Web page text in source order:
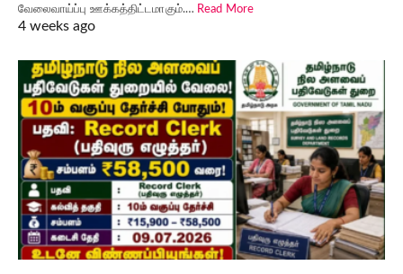
வேலைவாய்ப்பு ஊக்கத்திட்டமாகும்.… Read More
4 weeks ago